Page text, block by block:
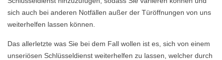
sich auch bei anderen Notfällen außer der Türöffnungen von uns
weiterhelfen lassen können.
Das allerletzte was Sie bei dem Fall wollen ist es, sich von einem
unseriösen Schlüsseldienst weiterhelfen zu lassen, welcher durch